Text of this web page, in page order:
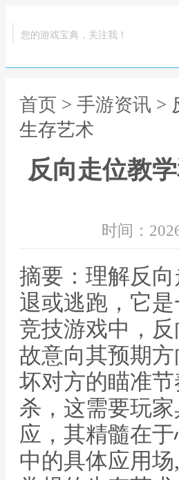
您的游戏宝典，关注我！
首页 > 手游资讯 >
生存艺术
反向走位教
时间：
摘要：理解反
退或逃跑，它
竞技游戏中，
故意向其预期
坏对方的瞄准
杀，这需要玩
应，其精髓在
中的具体应用